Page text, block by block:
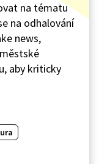
na tématu
na odhalování
news,
aby kriticky